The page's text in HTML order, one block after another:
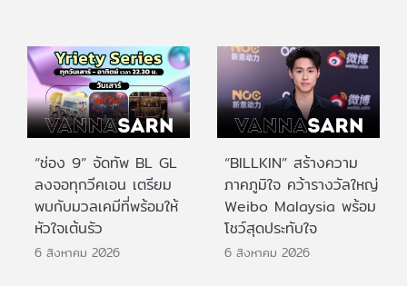
“ช่อง 9” จัดทัพ BL GL
ลงจอทุกวีคเอน เตรียม
พบกับมวลเคมีที่พร้อมให้
หัวใจเต้นรัว
6 สิงหาคม 2026
“BILLKIN” สร้างความ
ภาคภูมิใจ คว้ารางวัลใหญ่
Weibo Malaysia พร้อม
โชว์สุดประทับใจ
6 สิงหาคม 2026